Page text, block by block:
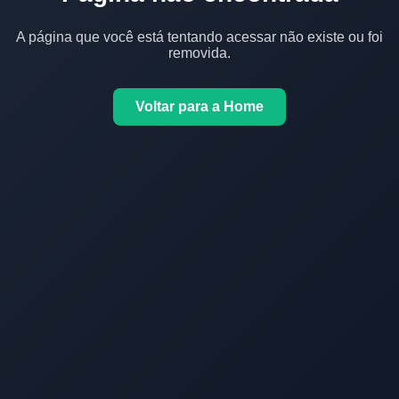
A página que você está tentando acessar não existe ou foi
removida.
Voltar para a Home